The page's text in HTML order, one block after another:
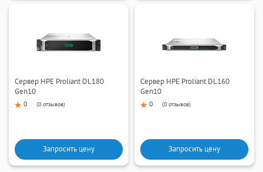
Сервер HPE Proliant DL180
Gen10
0 (0 отзывов)
Запросить цену
Сервер HPE Proliant DL160
Gen10
0 (0 отзывов)
Запросить цену